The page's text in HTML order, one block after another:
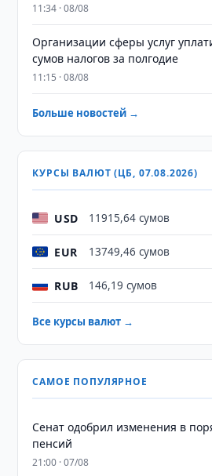
11:34 · 08/08
Организации сферы услуг
сумов налогов за полгодие
11:15 · 08/08
Больше новостей →
КУРСЫ ВАЛЮТ (ЦБ, 07.08.2026)
USD 11915,64 сумов
EUR 13749,46 сумов
RUB 146,19 сумов
Все курсы валют →
САМОЕ ПОПУЛЯРНОЕ
Сенат одобрил изменения в
пенсий
21:00 · 07/08